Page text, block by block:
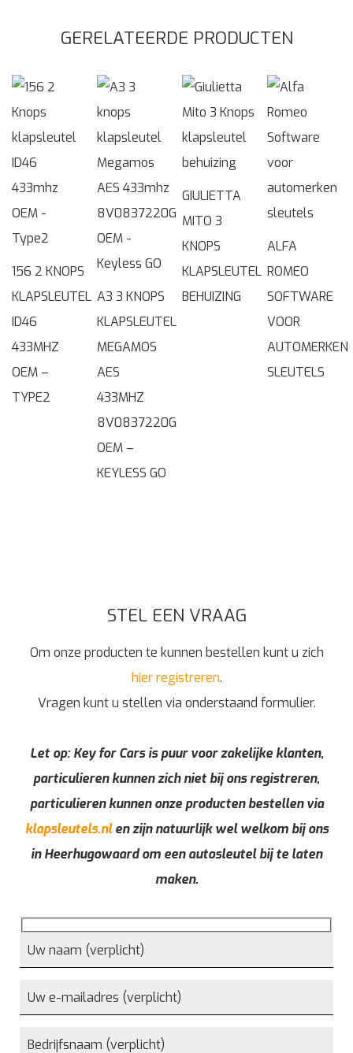
GERELATEERDE PRODUCTEN
156 2 KNOPS
KLAPSLEUTEL
ID46
433MHZ
OEM –
TYPE2
A3 3 KNOPS
KLAPSLEUTEL
MEGAMOS
AES
433MHZ
8V0837220G
OEM –
KEYLESS GO
GIULIETTA
MITO 3
KNOPS
KLAPSLEUTEL
BEHUIZING
ALFA
ROMEO
SOFTWARE
VOOR
AUTOMERKEN
SLEUTELS
STEL EEN VRAAG
Om onze producten te kunnen bestellen kunt u zich
hier registreren.
Vragen kunt u stellen via onderstaand formulier.
Let op: Key for Cars is puur voor zakelijke klanten,
particulieren kunnen zich niet bij ons registreren,
particulieren kunnen onze producten bestellen via
klapsleutels.nlen zijn natuurlijk wel welkom bij ons
in Heerhugowaard om een autosleutel bij te laten
maken.